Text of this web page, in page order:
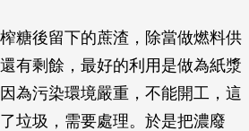
糖後留下的蔗渣，除當做燃料供
有剩餘，最好的利用是做為紙漿
為污染環境嚴重，不能開工，這
垃圾，需要處理。於是把濃廢